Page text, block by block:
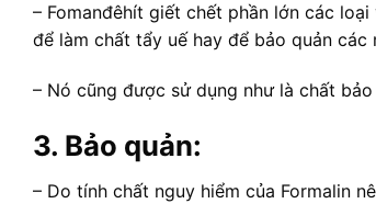
– Fomanđêhít giết chết phần lớn các
để làm chất tẩy uế hay để bảo quản các
– Nó cũng được sử dụng như là chất
3. Bảo quản:
– Do tính chất nguy hiểm của Formalin